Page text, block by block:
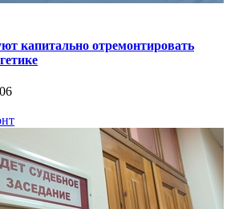
капитально отремонтировать